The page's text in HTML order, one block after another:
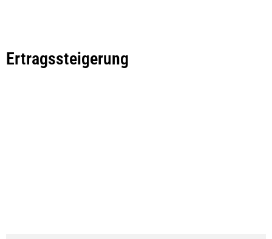
Ertragssteigerung